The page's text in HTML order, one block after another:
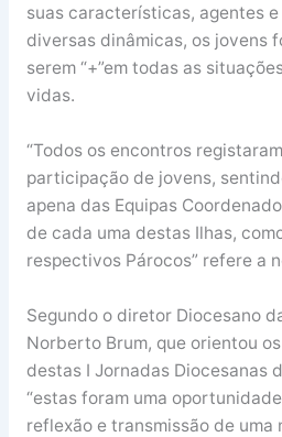
suas características, agentes
diversas dinâmicas, os jovens
serem “+”em todas as
vidas.
“Todos os encontros
participação de jovens,
apena das Equipas
de cada uma destas Ilhas,
respectivos Párocos” refere a
Segundo o diretor Diocesano
Norberto Brum, que orientou
destas I Jornadas Diocesanas
“estas foram uma
reflexão e transmissão de uma